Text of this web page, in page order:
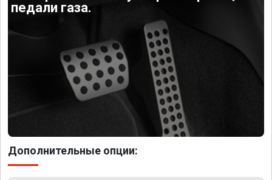
педали газа.
Дополнительные опции: